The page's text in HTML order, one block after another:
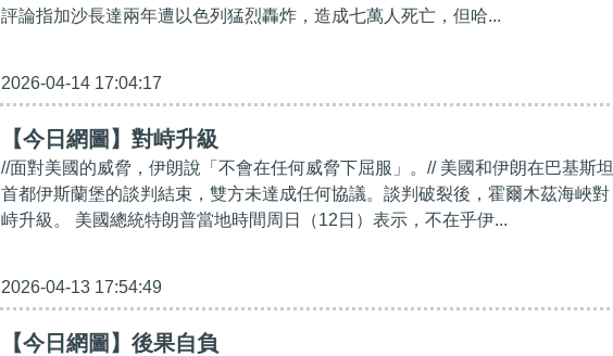
評論指加沙長達兩年遭以色列猛烈轟炸，造成七萬人死亡，但哈...
2026-04-14 17:04:17
【今日網圖】對峙升級
//面對美國的威脅，伊朗說「不會在任何威脅下屈服」。// 美國和伊朗在巴基斯坦
首都伊斯蘭堡的談判結束，雙方未達成任何協議。談判破裂後，霍爾木茲海峽對
峙升級。 美國總統特朗普當地時間周日（12日）表示，不在乎伊...
2026-04-13 17:54:49
【今日網圖】後果自負